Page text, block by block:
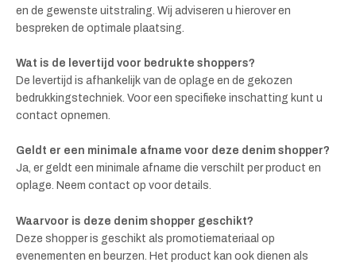
en de gewenste uitstraling. Wij adviseren u hierover en
bespreken de optimale plaatsing.
Wat is de levertijd voor bedrukte shoppers?
De levertijd is afhankelijk van de oplage en de gekozen
bedrukkingstechniek. Voor een specifieke inschatting kunt u
contact opnemen.
Geldt er een minimale afname voor deze denim shopper?
Ja, er geldt een minimale afname die verschilt per product en
oplage. Neem contact op voor details.
Waarvoor is deze denim shopper geschikt?
Deze shopper is geschikt als promotiemateriaal op
evenementen en beurzen. Het product kan ook dienen als